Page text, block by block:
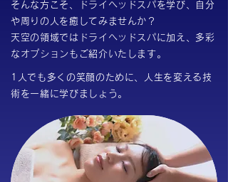
そんな方こそ、ドライヘッドスパを学び、自分
や周りの人を癒してみませんか？
天空の領域ではドライヘッドスパに加え、多彩
なオプションもご紹介いたします。
1人でも多くの笑顔のために、人生を変える技
術を一緒に学びましょう。